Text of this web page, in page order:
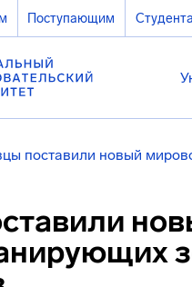
Поступающим
поставили новый